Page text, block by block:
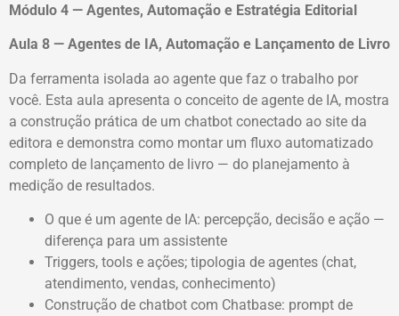
Módulo 4 — Agentes, Automação e Estratégia Editorial
Aula 8 — Agentes de IA, Automação e Lançamento de Livro
Da ferramenta isolada ao agente que faz o trabalho por
você. Esta aula apresenta o conceito de agente de IA, mostra
a construção prática de um chatbot conectado ao site da
editora e demonstra como montar um fluxo automatizado
completo de lançamento de livro — do planejamento à
medição de resultados.
O que é um agente de IA: percepção, decisão e ação —
diferença para um assistente
Triggers, tools e ações; tipologia de agentes (chat,
atendimento, vendas, conhecimento)
Construção de chatbot com Chatbase: prompt de